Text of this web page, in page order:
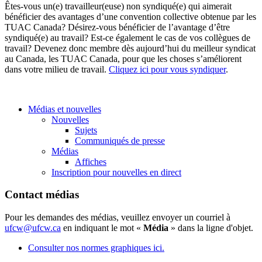
Êtes-vous un(e) travailleur(euse) non syndiqué(e) qui aimerait
bénéficier des avantages d’une convention collective obtenue par les
TUAC Canada? Désirez-vous bénéficier de l’avantage d’être
syndiqué(e) au travail? Est-ce également le cas de vos collègues de
travail? Devenez donc membre dès aujourd’hui du meilleur syndicat
au Canada, les TUAC Canada, pour que les choses s’améliorent
dans votre milieu de travail. Cliquez ici pour vous syndiquer.
Médias et nouvelles
Nouvelles
Sujets
Communiqués de presse
Médias
Affiches
Inscription pour nouvelles en direct
Contact médias
Pour les demandes des médias, veuillez envoyer un courriel à
ufcw@ufcw.ca en indiquant le mot « Média » dans la ligne d'objet.
Consulter nos normes graphiques ici.